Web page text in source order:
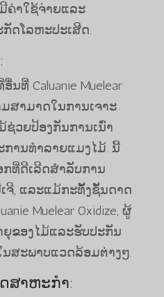
ຄ່າໃຊ້ຈ່າຍແລະ
ດໂລຫະປະເສີດ.
ທີ່ Caluanie Muelear
ມສາມາດໃນການເຈາະ
ຊ່ວຍປ້ອງກັນການເນົ່າ
ການທໍາລາຍແມງໄມ້. ນີ້
ກທີ່ດີເລີດສໍາລັບການ
ຈີ, ແລະແມ້ກະທັ້ງຊັ້ນດາດ
Muelear Oxidize, ຜູ້
ຂອງໄມ້ແລະຮັບປະກັນ
ສະພາບແວດລ້ອມຕ່າງໆ.
ສາ​ຫະ​ກໍາ​: